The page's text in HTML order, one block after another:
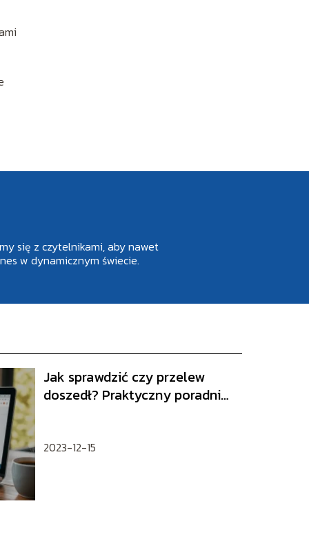
się z czytelnikami, aby nawet
w dynamicznym świecie.
Jak sprawdzić czy przelew
doszedł? Praktyczny poradnik
2023-12-15